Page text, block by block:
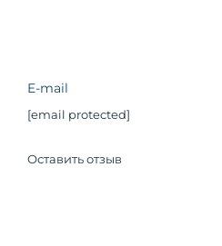
E-mail
[email protected]
Оставить отзыв